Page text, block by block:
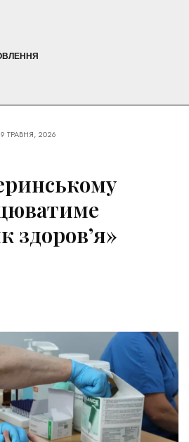
ТРАВНЯ, 2026
здоров’я»